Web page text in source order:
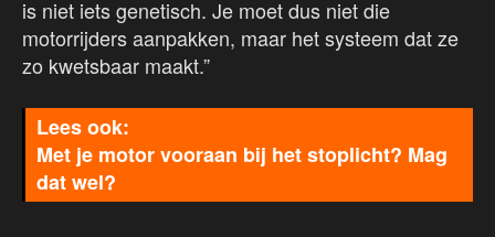
is niet iets genetisch. Je moet dus niet die
motorrijders aanpakken, maar het systeem dat ze
zo kwetsbaar maakt.”
Met je motor vooraan bij het stoplicht? Mag
dat wel?